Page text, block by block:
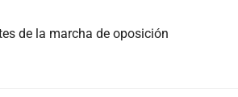
de la marcha de oposición